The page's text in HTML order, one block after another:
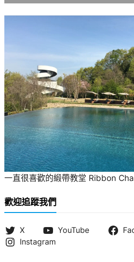
一直很喜歡的緞帶教堂 Ribbon
歡迎追蹤我們
X YouTube
Instagram